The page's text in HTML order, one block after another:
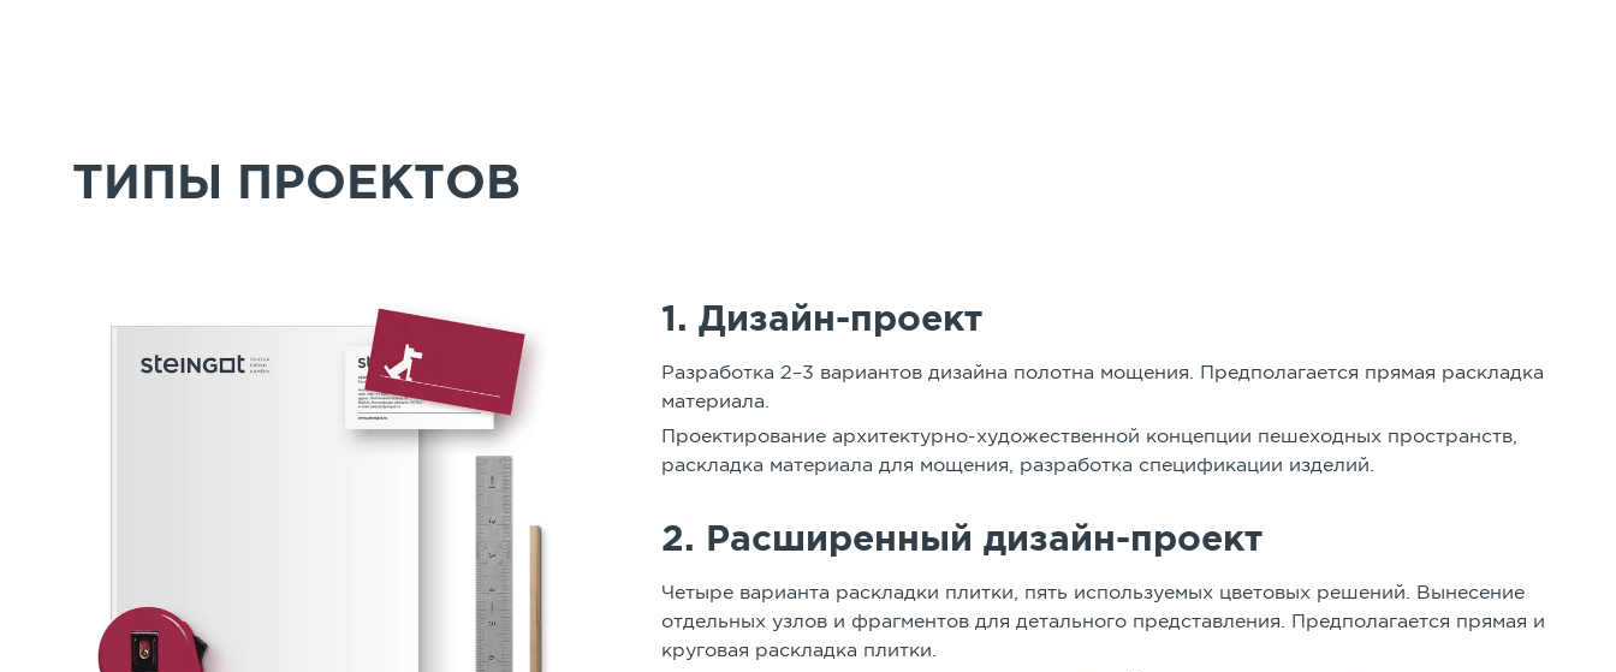
ТИПЫ ПРОЕКТОВ
1. Дизайн-проект
Разработка 2–3 вариантов дизайна полотна мощения. Предполагается прямая раскладка
материала.
Проектирование архитектурно-художественной концепции пешеходных пространств,
раскладка материала для мощения, разработка спецификации изделий.
2. Расширенный дизайн-проект
Четыре варианта раскладки плитки, пять используемых цветовых решений. Вынесение
отдельных узлов и фрагментов для детального представления. Предполагается прямая и
круговая раскладка плитки.